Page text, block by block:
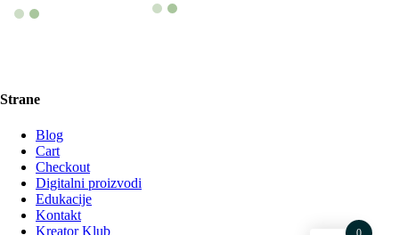
Strane
Blog
Cart
Checkout
Digitalni proizvodi
Edukacije
Kontakt
Kreator Klub